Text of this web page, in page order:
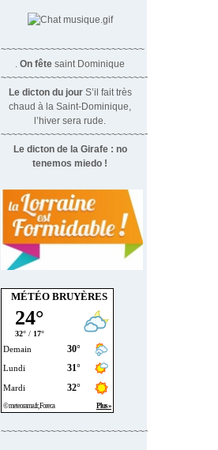
~~~~~~~~~~~~~~~~~~~~~~~~~~
. On fête saint Dominique
~~~~~~~~~~~~~~~~~~~~~~~~~~~~~~
Le dicton du jour S’il fait très
chaud à la Saint-Dominique,
l’hiver sera rude.
~~~~~~~~~~~~~~~~~~~~~~~~~~~~~~~
Le dicton de la Girafe : no
tenemos miedo !
MÉTÉO BRUYÈRES
~~~~~~~~~~~~~~~~~~~~~~~~~~~~